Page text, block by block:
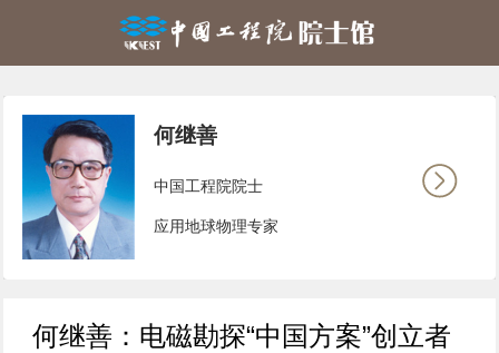
何继善
中国工程院院士
应用地球物理专家
何继善：电磁勘探“中国方案”创立者